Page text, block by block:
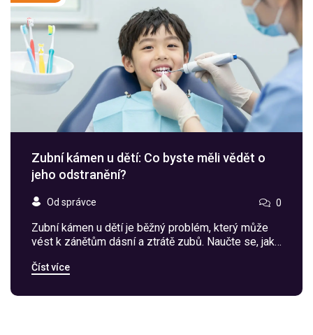
Zubní kámen u dětí: Co byste měli vědět o
jeho odstranění?
Od správce 0
Zubní kámen u dětí je běžný problém, který může
vést k zánětům dásní a ztrátě zubů. Naučte se, jak
metody nefungují. Prevence je klíč.
Číst více